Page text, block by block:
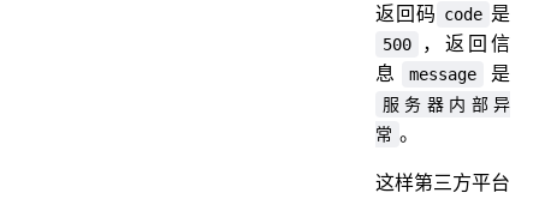
返回码 code 是
500
，返回信
息
message 是
服务器内部异
常 。
这样第三方平台